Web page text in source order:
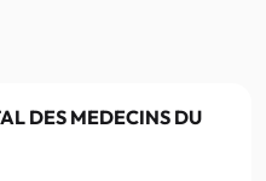
DES MEDECINS DU